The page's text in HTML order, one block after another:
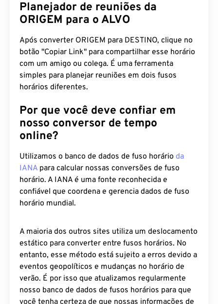
Planejador de reuniões da
ORIGEM para o ALVO
Após converter ORIGEM para DESTINO, clique no
botão "Copiar Link" para compartilhar esse horário
com um amigo ou colega. É uma ferramenta
simples para planejar reuniões em dois fusos
horários diferentes.
Por que você deve confiar em
nosso conversor de tempo
online?
Utilizamos o banco de dados de fuso horário da
IANA para calcular nossas conversões de fuso
horário. A IANA é uma fonte reconhecida e
confiável que coordena e gerencia dados de fuso
horário mundial.
A maioria dos outros sites utiliza um deslocamento
estático para converter entre fusos horários. No
entanto, esse método está sujeito a erros devido a
eventos geopolíticos e mudanças no horário de
verão. É por isso que atualizamos regularmente
nosso banco de dados de fusos horários para que
você tenha certeza de que nossas informações de